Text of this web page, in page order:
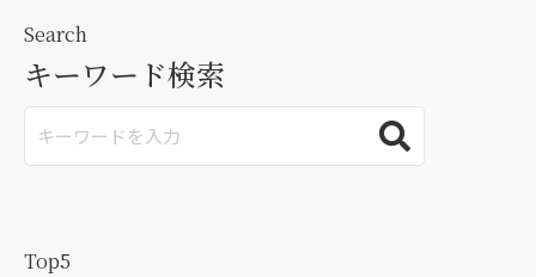
Search
キーワード検索
Top5